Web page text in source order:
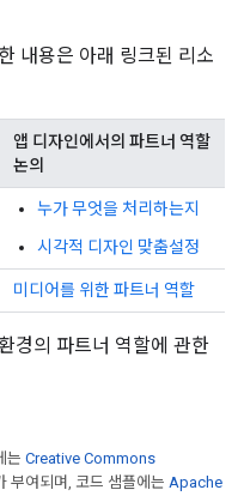
내용은 아래 링크된 리소
앱 디자인에서의 파트너 역할
논의
누가 무엇을 처리하는지
시각적 디자인 맞춤설정
미디어를 위한 파트너 역할
경의 파트너 역할에 관한
는 Creative Commons
부여되며, 코드 샘플에는 Apache